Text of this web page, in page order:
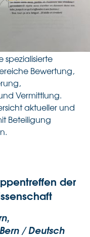
verschiedenen
Gebiet der
spezialisierte
Bewertung,
Vermittlung.
aktueller und
Beteiligung
der
/ Deutsch